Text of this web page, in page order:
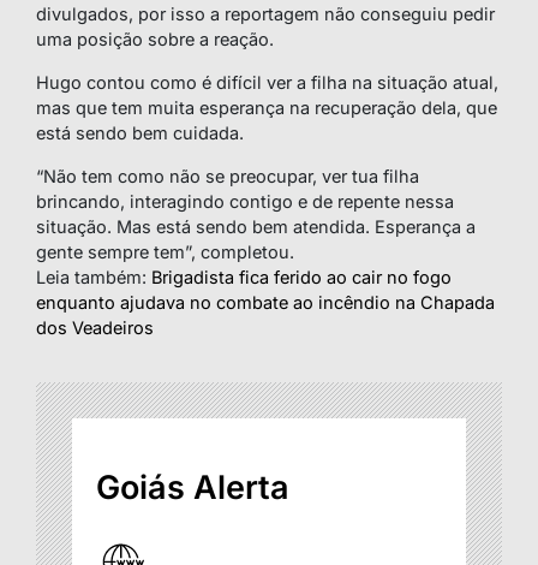
divulgados, por isso a reportagem não conseguiu pedir
uma posição sobre a reação.
Hugo contou como é difícil ver a filha na situação atual,
mas que tem muita esperança na recuperação dela, que
está sendo bem cuidada.
“Não tem como não se preocupar, ver tua filha
brincando, interagindo contigo e de repente nessa
situação. Mas está sendo bem atendida. Esperança a
gente sempre tem”, completou.
Leia também: Brigadista fica ferido ao cair no fogo
enquanto ajudava no combate ao incêndio na Chapada
dos Veadeiros
Goiás Alerta